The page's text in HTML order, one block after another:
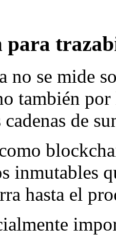
para
no se mide
también por
cadenas de
inmutables
hasta el